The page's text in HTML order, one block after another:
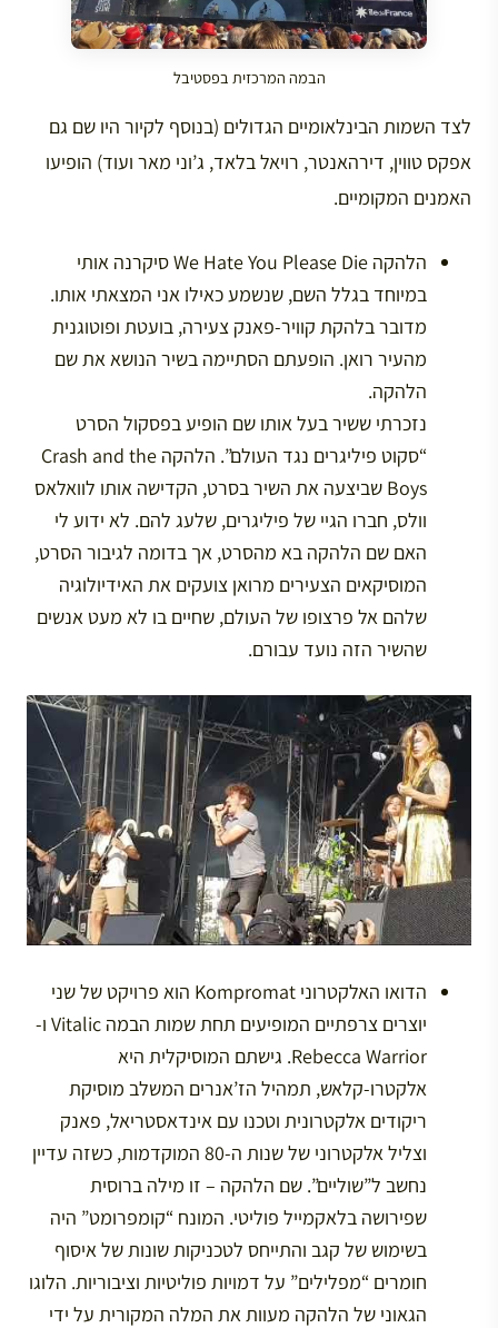
הבמה המרכזית בפסטיבל
לצד השמות הבינלאומיים הגדולים (בנוסף לקיור היו שם גם
אפקס טווין, דירהאנטר, רויאל בלאד, ג’וני מאר ועוד) הופיעו
האמנים המקומיים.
הלהקה We Hate You Please Die סיקרנה אותי
במיוחד בגלל השם, שנשמע כאילו אני המצאתי אותו.
מדובר בלהקת קוויר-פאנק צעירה, בועטת ופוטוגנית
מהעיר רואן. הופעתם הסתיימה בשיר הנושא את שם
הלהקה.
נזכרתי ששיר בעל אותו שם הופיע בפסקול הסרט
“סקוט פיליגרים נגד העולם”. הלהקה Crash and the
Boys שביצעה את השיר בסרט, הקדישה אותו לוואלאס
וולס, חברו הגיי של פיליגרים, שלעג להם. לא ידוע לי
האם שם הלהקה בא מהסרט, אך בדומה לגיבור הסרט,
המוסיקאים הצעירים מרואן צועקים את האידיולוגיה
שלהם אל פרצופו של העולם, שחיים בו לא מעט אנשים
שהשיר הזה נועד עבורם.
הדואו האלקטרוני Kompromat הוא פרויקט של שני
יוצרים צרפתיים המופיעים תחת שמות הבמה Vitalic ו-
Rebecca Warrior. גישתם המוסיקלית היא
אלקטרו-קלאש, תמהיל הז’אנרים המשלב מוסיקת
ריקודים אלקטרונית וטכנו עם אינדאסטריאל, פאנק
וצליל אלקטרוני של שנות ה-80 המוקדמות, כשזה עדיין
נחשב ל”שוליים”. שם הלהקה – זו מילה ברוסית
שפירושה בלאקמייל פוליטי. המונח “קומפרומט” היה
בשימוש של קגב והתייחס לטכניקות שונות של איסוף
חומרים “מפלילים” על דמויות פוליטיות וציבוריות. הלוגו
הגאוני של הלהקה מעוות את המלה המקורית על ידי